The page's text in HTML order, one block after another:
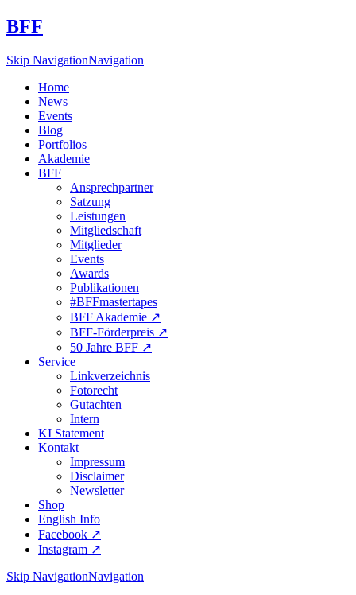
BFF
Skip NavigationNavigation
Home
News
Events
Blog
Portfolios
Akademie
BFF
Ansprechpartner
Satzung
Leistungen
Mitgliedschaft
Mitglieder
Events
Awards
Publikationen
#BFFmastertapes
BFF Akademie ↗︎
BFF-Förderpreis ↗︎
50 Jahre BFF ↗︎
Service
Linkverzeichnis
Fotorecht
Gutachten
Intern
KI Statement
Kontakt
Impressum
Disclaimer
Newsletter
Shop
English Info
Facebook ↗︎
Instagram ↗︎
Skip NavigationNavigation